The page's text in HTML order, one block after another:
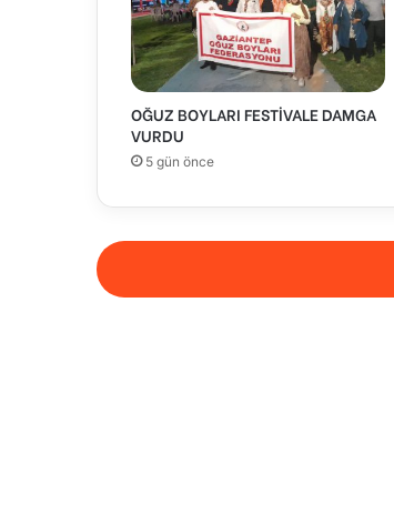
OĞUZ BOYLARI FESTİVALE DAMGA
VURDU
5 gün önce